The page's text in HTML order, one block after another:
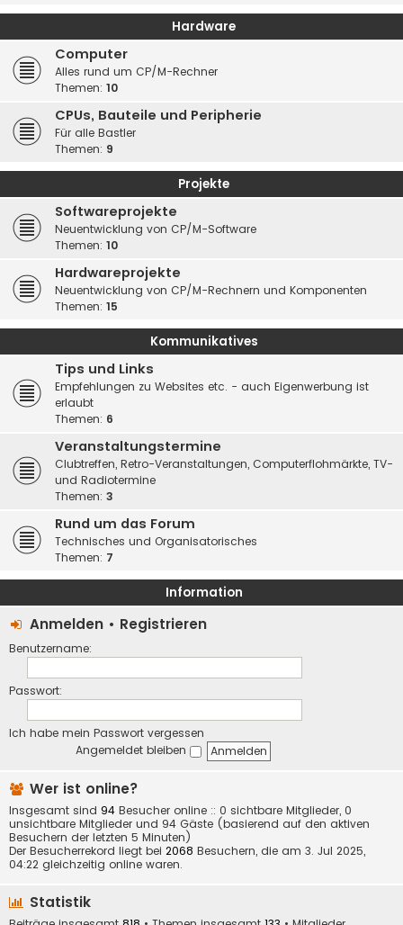
Hardware
Computer
Alles rund um CP/M-Rechner
Themen: 10
CPUs, Bauteile und Peripherie
Für alle Bastler
Themen: 9
Projekte
Softwareprojekte
Neuentwicklung von CP/M-Software
Themen: 10
Hardwareprojekte
Neuentwicklung von CP/M-Rechnern und Komponenten
Themen: 15
Kommunikatives
Tips und Links
Empfehlungen zu Websites etc. - auch Eigenwerbung ist
erlaubt
Themen: 6
Veranstaltungstermine
Clubtreffen, Retro-Veranstaltungen, Computerflohmärkte, TV-
und Radiotermine
Themen: 3
Rund um das Forum
Technisches und Organisatorisches
Themen: 7
Information
Anmelden • Registrieren
Benutzername:
Passwort:
Ich habe mein Passwort vergessen
Angemeldet bleiben
Wer ist online?
Insgesamt sind 94 Besucher online :: 0 sichtbare Mitglieder, 0
unsichtbare Mitglieder und 94 Gäste (basierend auf den aktiven
Besuchern der letzten 5 Minuten)
Der Besucherrekord liegt bei 2068 Besuchern, die am 3. Jul 2025,
04:22 gleichzeitig online waren.
Statistik